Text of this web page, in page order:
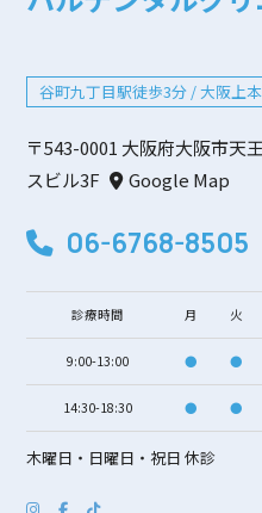
谷町九丁目駅徒歩3分 / 大阪上
〒543-0001 大阪府大阪市天
スビル3F
Google Map
06-6768-8505
診療時間 月 火
9:00-13:00 ● ●
14:30-18:30 ● ●
木曜日・日曜日・祝日 休診